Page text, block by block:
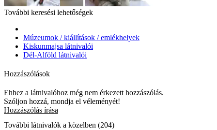
További keresési lehetőségek
Múzeumok / kiállítások / emlékhelyek
Kiskunmajsa látnivalói
Dél-Alföld látnivalói
Hozzászólások
Ehhez a látnivalóhoz még nem érkezett hozzászólás.
Szóljon hozzá, mondja el véleményét!
Hozzászólás írása
További látnivalók a közelben (204)